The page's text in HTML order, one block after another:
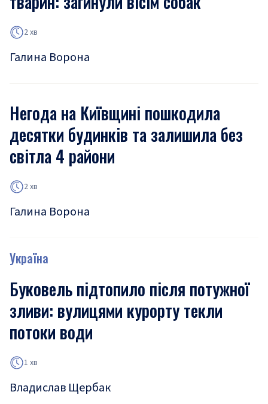
2 хв
Галина Ворона
Негода на Київщині пошкодила
десятки будинків та залишила без
світла 4 райони
2 хв
Галина Ворона
Україна
Буковель підтопило після потужної
зливи: вулицями курорту текли
потоки води
1 хв
Владислав Щербак